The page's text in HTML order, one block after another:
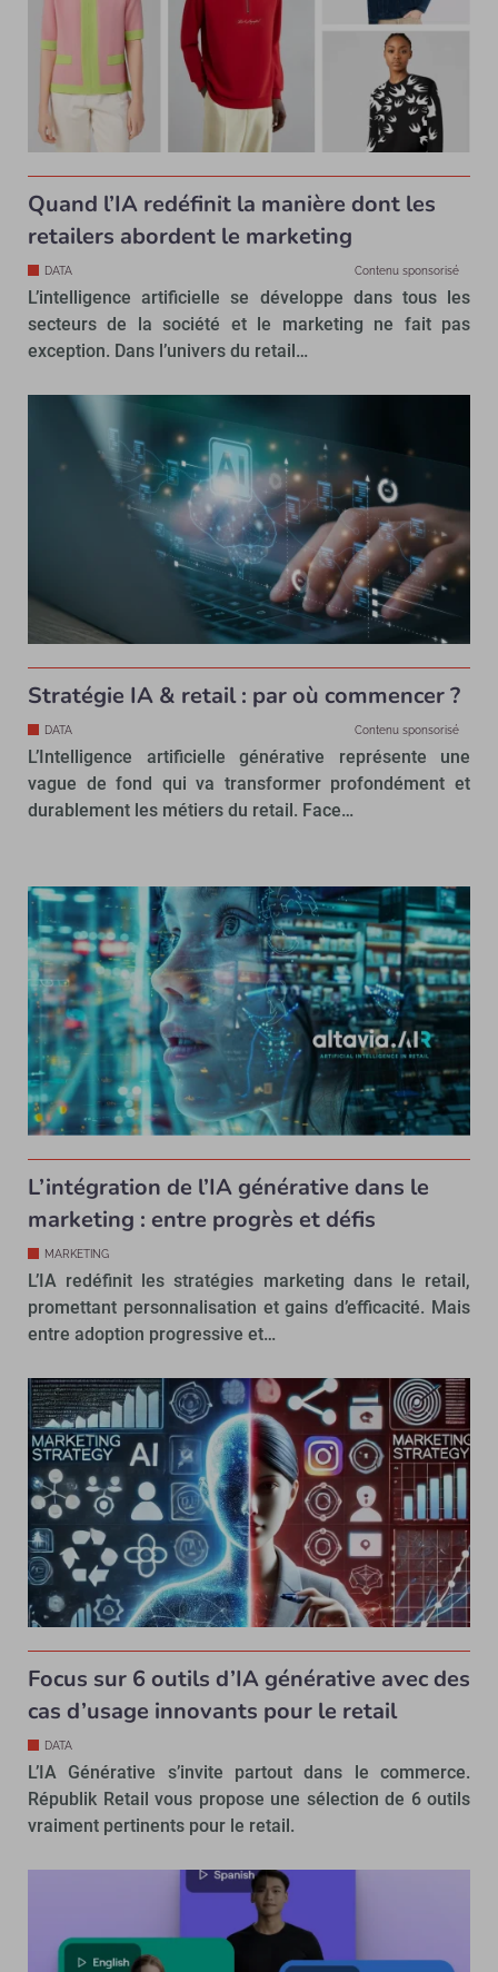
Quand l’IA redéfinit la manière dont les
retailers abordent le marketing
DATA Contenu sponsorisé
L’intelligence artificielle se développe dans tous les
secteurs de la société et le marketing ne fait pas
exception. Dans l’univers du retail…
Stratégie IA & retail : par où commencer ?
DATA Contenu sponsorisé
L’Intelligence artificielle générative représente une
vague de fond qui va transformer profondément et
durablement les métiers du retail. Face…
L’intégration de l’IA générative dans le
marketing : entre progrès et défis
MARKETING
L’IA redéfinit les stratégies marketing dans le retail,
promettant personnalisation et gains d’efficacité. Mais
entre adoption progressive et…
Focus sur 6 outils d’IA générative avec des
cas d’usage innovants pour le retail
DATA
L’IA Générative s’invite partout dans le commerce.
Républik Retail vous propose une sélection de 6 outils
vraiment pertinents pour le retail.